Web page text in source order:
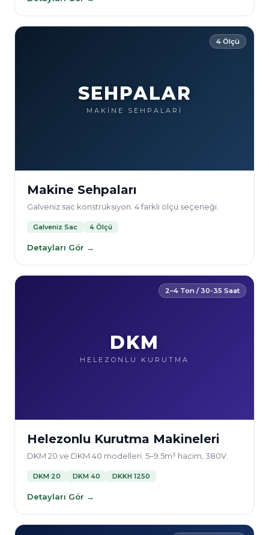
4 Ölçü
SEHPALAR
MAKİNE SEHPALARİ
Makine Sehpaları
Galveniz sac konstrüksiyon. 4 farklı ölçü seçeneği.
Galveniz Sac 4 Ölçü
Detayları Gör →
2–4 Ton / 30-35 Saat
DKM
HELEZONLU KURUTMA
Helezonlu Kurutma Makineleri
DKM 20 ve DKM 40 modelleri. 5–9.5m³ hacim, 380V.
DKM 20 DKM 40 DKKH 1250
Detayları Gör →